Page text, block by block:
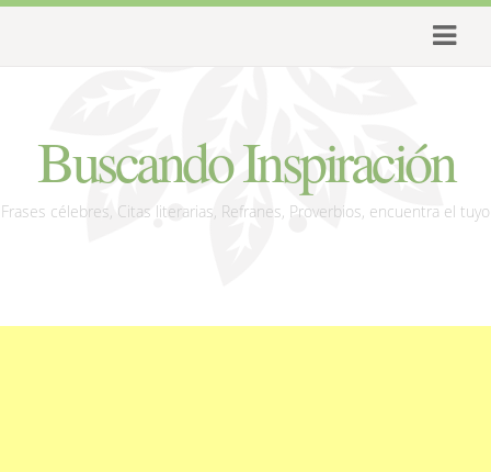
Buscando Inspiración
Frases célebres, Citas literarias, Refranes, Proverbios, encuentra el tuyo